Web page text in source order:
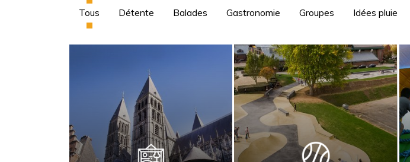
Tous Détente Balades Gastronomie Groupes Idées pluie